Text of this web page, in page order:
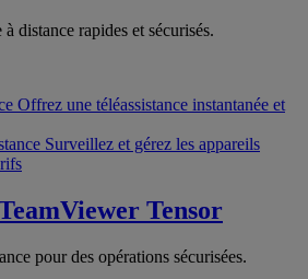
à distance rapides et sécurisés.
Offrez une téléassistance instantanée et
Surveillez et gérez les appareils
Tensor
pour des opérations sécurisées.